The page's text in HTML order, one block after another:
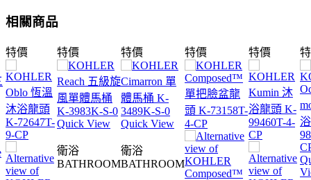
相關商品
特價 特價
Quick View
衛浴
BATHROOM
特價
Quick View
衛浴
BATHROOM
特價 特價